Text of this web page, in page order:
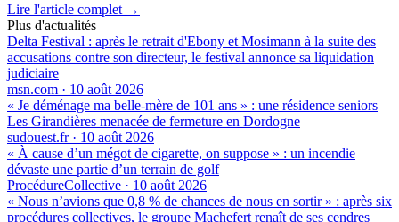
Lire l'article complet →
Plus d'actualités
Delta Festival : après le retrait d'Ebony et Mosimann à la suite des
accusations contre son directeur, le festival annonce sa liquidation
judiciaire
msn.com · 10 août 2026
« Je déménage ma belle-mère de 101 ans » : une résidence seniors
Les Girandières menacée de fermeture en Dordogne
sudouest.fr· 10 août 2026
« À cause d’un mégot de cigarette, on suppose » : un incendie
dévaste une partie d’un terrain de golf
ProcédureCollective · 10 août 2026
« Nous n’avions que 0,8 % de chances de nous en sortir » : après six
procédures collectives, le groupe Machefert renaît de ses cendres